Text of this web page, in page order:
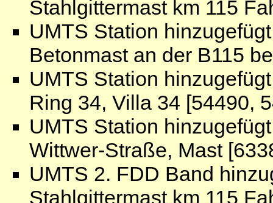
Stahlgittermast km 115
UMTS Station
Betonmast an der B115
UMTS Station
Ring 34, Villa 34 [54490,
UMTS Station
Wittwer-Straße, Mast
UMTS 2. FDD Band
Stahlgittermast km 115